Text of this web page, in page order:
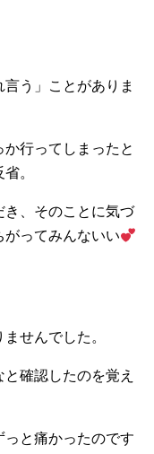
う」ことがありま
か行ってしまったと
。
き、そのことに気づ
がってみんないい
せんでした。
確認したのを覚え
っと痛かったのです